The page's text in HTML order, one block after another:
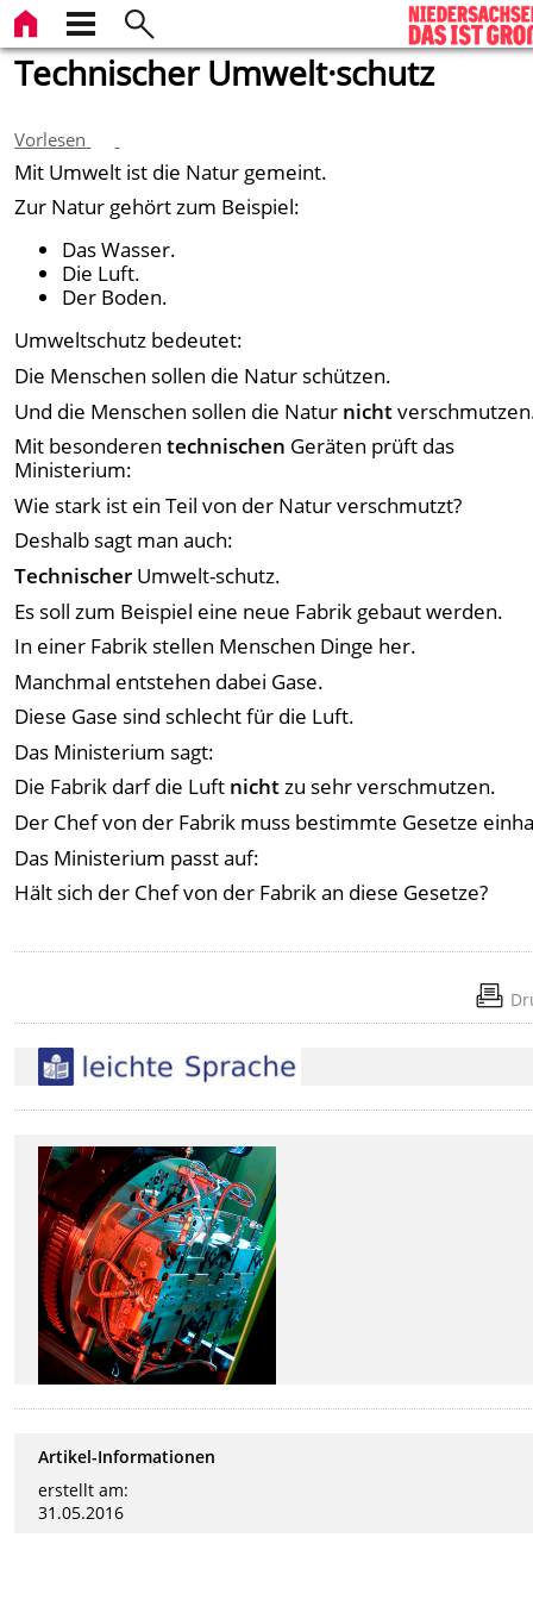
Technischer Umwelt·schutz
Vorlesen
Mit Umwelt ist die Natur gemeint.
Zur Natur gehört zum Beispiel:
Das Wasser.
Die Luft.
Der Boden.
Umweltschutz bedeutet:
Die Menschen sollen die Natur schützen.
Und die Menschen sollen die Natur nicht
Mit besonderentechnischen Geräten prüft das
Ministerium:
Wie stark ist ein Teil von der Natur verschmutzt?
Deshalb sagt man auch:
Technischer Umwelt-schutz.
Es soll zum Beispiel eine neue Fabrik gebaut werden.
In einer Fabrik stellen Menschen Dinge her.
Manchmal entstehen dabei Gase.
Diese Gase sind schlecht für die Luft.
Das Ministerium sagt:
Die Fabrik darf die Luft nichtzu sehr verschmutzen.
Der Chef von der Fabrik muss bestimmte Gesetze
Das Ministerium passt auf:
Hält sich der Chef von der Fabrik an diese Gesetze?
Artikel-Informationen
erstellt am:
31.05.2016